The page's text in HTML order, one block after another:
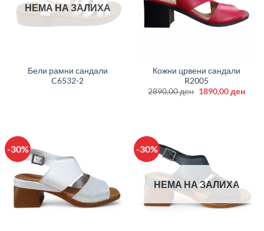
НЕМА НА ЗАЛИХА
Бели рамни сандали
C6532-2
Кожни црвени сандали
R2005
2890,00ден Original
1890,00ден
-30% -30%
НЕМА НА ЗАЛИХА